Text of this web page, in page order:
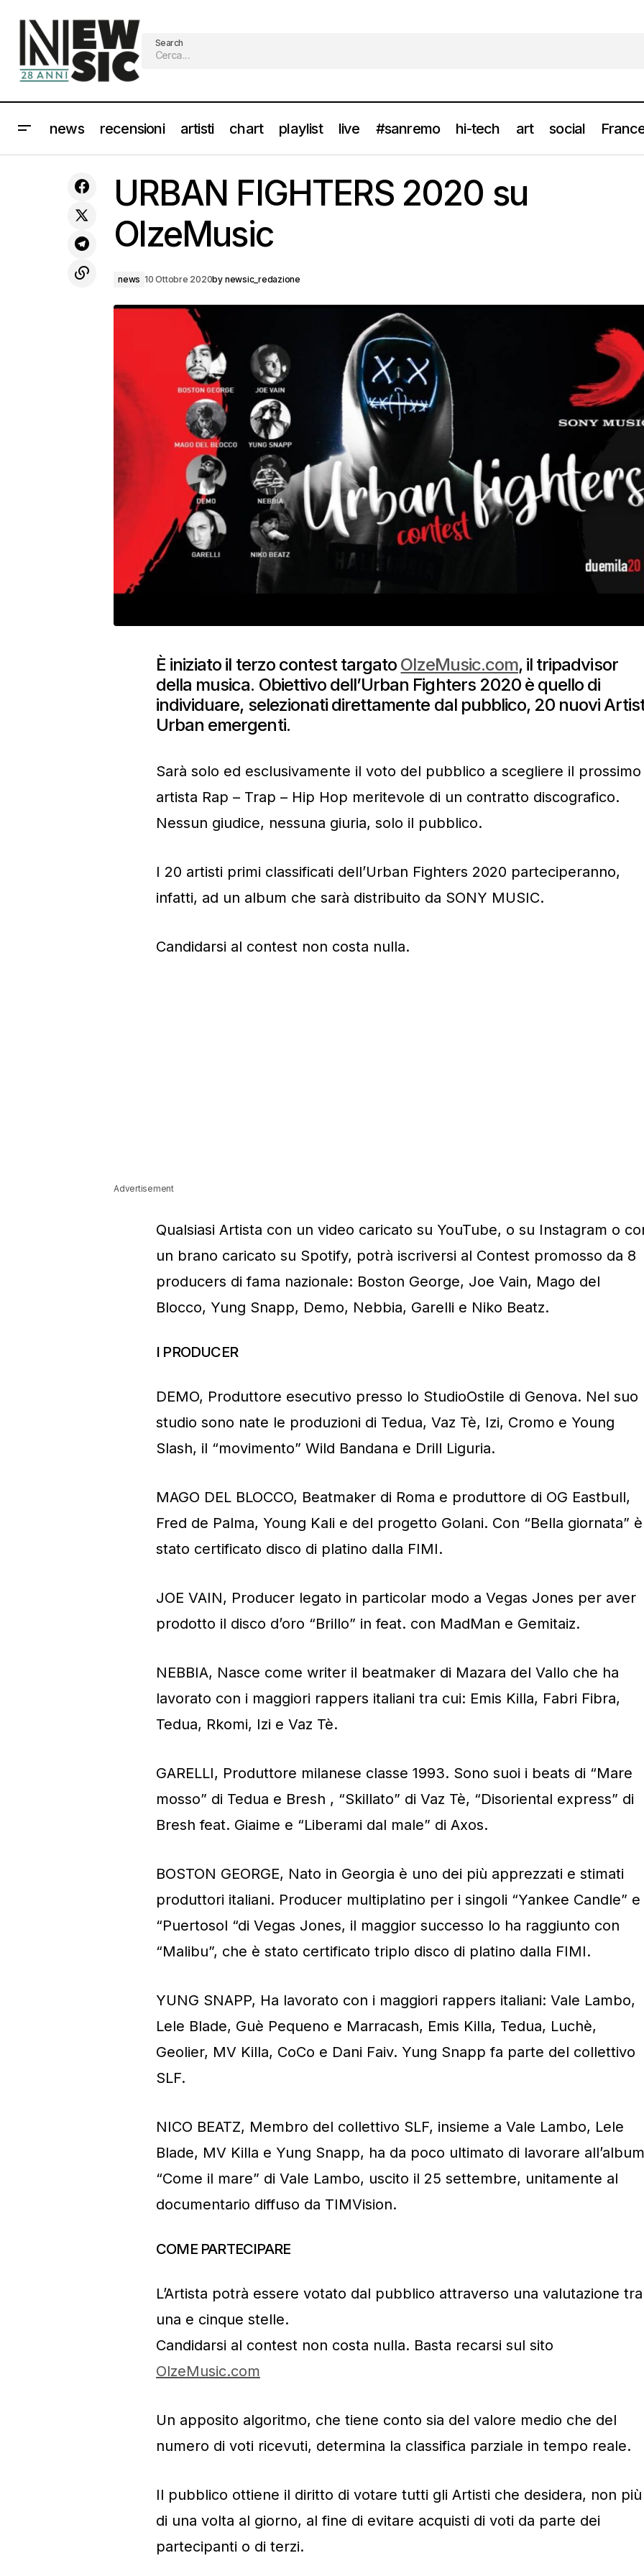
Search
news recensioni artisti chart playlist live #sanremo hi-tech art social
alla numero uno nella classifiche
italiana album, dei singoli e dei vinili
URBAN FIGHTERS 2020 su OlzeMusic
URBAN FIGHTERS 2020 su
OlzeMusic
news 10 Ottobre 2020by newsic_redazione
È iniziato il terzo contest targato OlzeMusic.com, il tripadvisor
della musica. Obiettivo dell’Urban Fighters 2020 è quello di
individuare, selezionati direttamente dal pubblico, 20 nuovi
Urban emergenti.
Sarà solo ed esclusivamente il voto del pubblico a scegliere il prossimo
artista Rap – Trap – Hip Hop meritevole di un contratto discografico.
Nessun giudice, nessuna giuria, solo il pubblico.
I 20 artisti primi classificati dell’Urban Fighters 2020 parteciperanno,
infatti, ad un album che sarà distribuito da SONY MUSIC.
Candidarsi al contest non costa nulla.
Advertisement
Qualsiasi Artista con un video caricato su YouTube, o su Instagram o
un brano caricato su Spotify, potrà iscriversi al Contest promosso da 8
producers di fama nazionale: Boston George, Joe Vain, Mago del
Blocco, Yung Snapp, Demo, Nebbia, Garelli e Niko Beatz.
I PRODUCER
DEMO, Produttore esecutivo presso lo StudioOstile di Genova. Nel suo
studio sono nate le produzioni di Tedua, Vaz Tè, Izi, Cromo e Young
Slash, il “movimento” Wild Bandana e Drill Liguria.
MAGO DEL BLOCCO, Beatmaker di Roma e produttore di OG Eastbull,
Fred de Palma, Young Kali e del progetto Golani. Con “Bella giornata” è
stato certificato disco di platino dalla FIMI.
JOE VAIN, Producer legato in particolar modo a Vegas Jones per aver
prodotto il disco d’oro “Brillo” in feat. con MadMan e Gemitaiz.
NEBBIA, Nasce come writer il beatmaker di Mazara del Vallo che ha
lavorato con i maggiori rappers italiani tra cui: Emis Killa, Fabri Fibra,
Tedua, Rkomi, Izi e Vaz Tè.
GARELLI, Produttore milanese classe 1993. Sono suoi i beats di “Mare
mosso” di Tedua e Bresh , “Skillato” di Vaz Tè, “Disoriental express” di
Bresh feat. Giaime e “Liberami dal male” di Axos.
BOSTON GEORGE, Nato in Georgia è uno dei più apprezzati e stimati
produttori italiani. Producer multiplatino per i singoli “Yankee Candle” e
“Puertosol “di Vegas Jones, il maggior successo lo ha raggiunto con
“Malibu”, che è stato certificato triplo disco di platino dalla FIMI.
YUNG SNAPP, Ha lavorato con i maggiori rappers italiani: Vale Lambo,
Lele Blade, Guè Pequeno e Marracash, Emis Killa, Tedua, Luchè,
Geolier, MV Killa, CoCo e Dani Faiv. Yung Snapp fa parte del collettivo
SLF.
NICO BEATZ, Membro del collettivo SLF, insieme a Vale Lambo, Lele
Blade, MV Killa e Yung Snapp, ha da poco ultimato di lavorare all’album
“Come il mare” di Vale Lambo, uscito il 25 settembre, unitamente al
documentario diffuso da TIMVision.
COME PARTECIPARE
L’Artista potrà essere votato dal pubblico attraverso una valutazione tra
una e cinque stelle.
Candidarsi al contest non costa nulla. Basta recarsi sul sito
OlzeMusic.com
Un apposito algoritmo, che tiene conto sia del valore medio che del
numero di voti ricevuti, determina la classifica parziale in tempo reale.
Il pubblico ottiene il diritto di votare tutti gli Artisti che desidera, non più
di una volta al giorno, al fine di evitare acquisti di voti da parte dei
partecipanti o di terzi.